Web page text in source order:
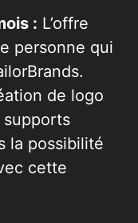
: L’offre
personne qui
de logo
supports
la possibilité
cette